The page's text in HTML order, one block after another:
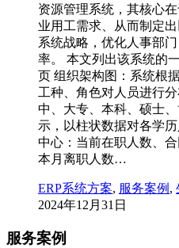
资源管理系统，其核心
业用工需求、从而制定
系统战略，优化人事部
率。 本文列出该系统的
页 组织架构图：系统根
工种、角色对人员进行
中、大专、本科、硕士
示，以柱状数据对各学
中心：当前在职人数、
本月离职人数…
ERP系统方案, 服务案例 ,
2024年12月31日
服务案例